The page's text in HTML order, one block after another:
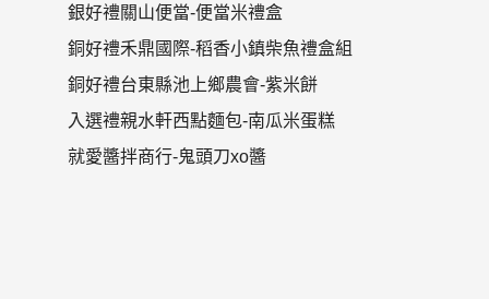
銀好禮關山便當-便當米禮盒
銅好禮禾鼎國際-稻香小鎮柴魚禮盒組
銅好禮台東縣池上鄉農會-紫米餅
入選禮親水軒西點麵包-南瓜米蛋糕
就愛醬拌商行-鬼頭刀xo醬